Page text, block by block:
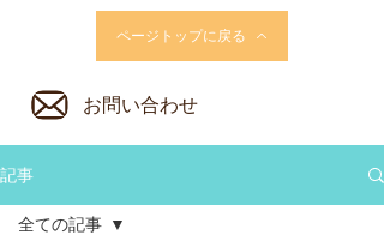
お問い合わせ
ページトップに戻る
記事
全ての記事